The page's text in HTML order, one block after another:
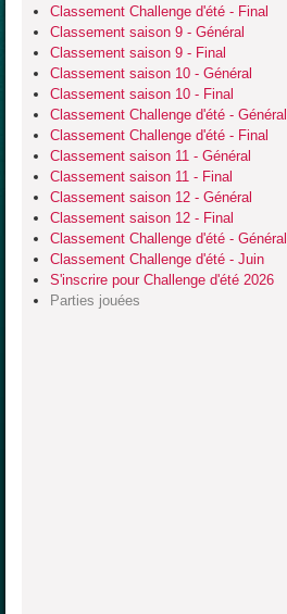
Classement Challenge d'été - Final
Classement saison 9 - Général
Classement saison 9 - Final
Classement saison 10 - Général
Classement saison 10 - Final
Classement Challenge d'été - Général
Classement Challenge d'été - Final
Classement saison 11 - Général
Classement saison 11 - Final
Classement saison 12 - Général
Classement saison 12 - Final
Classement Challenge d'été - Général
Classement Challenge d'été - Juin
S'inscrire pour Challenge d'été 2026
Parties jouées